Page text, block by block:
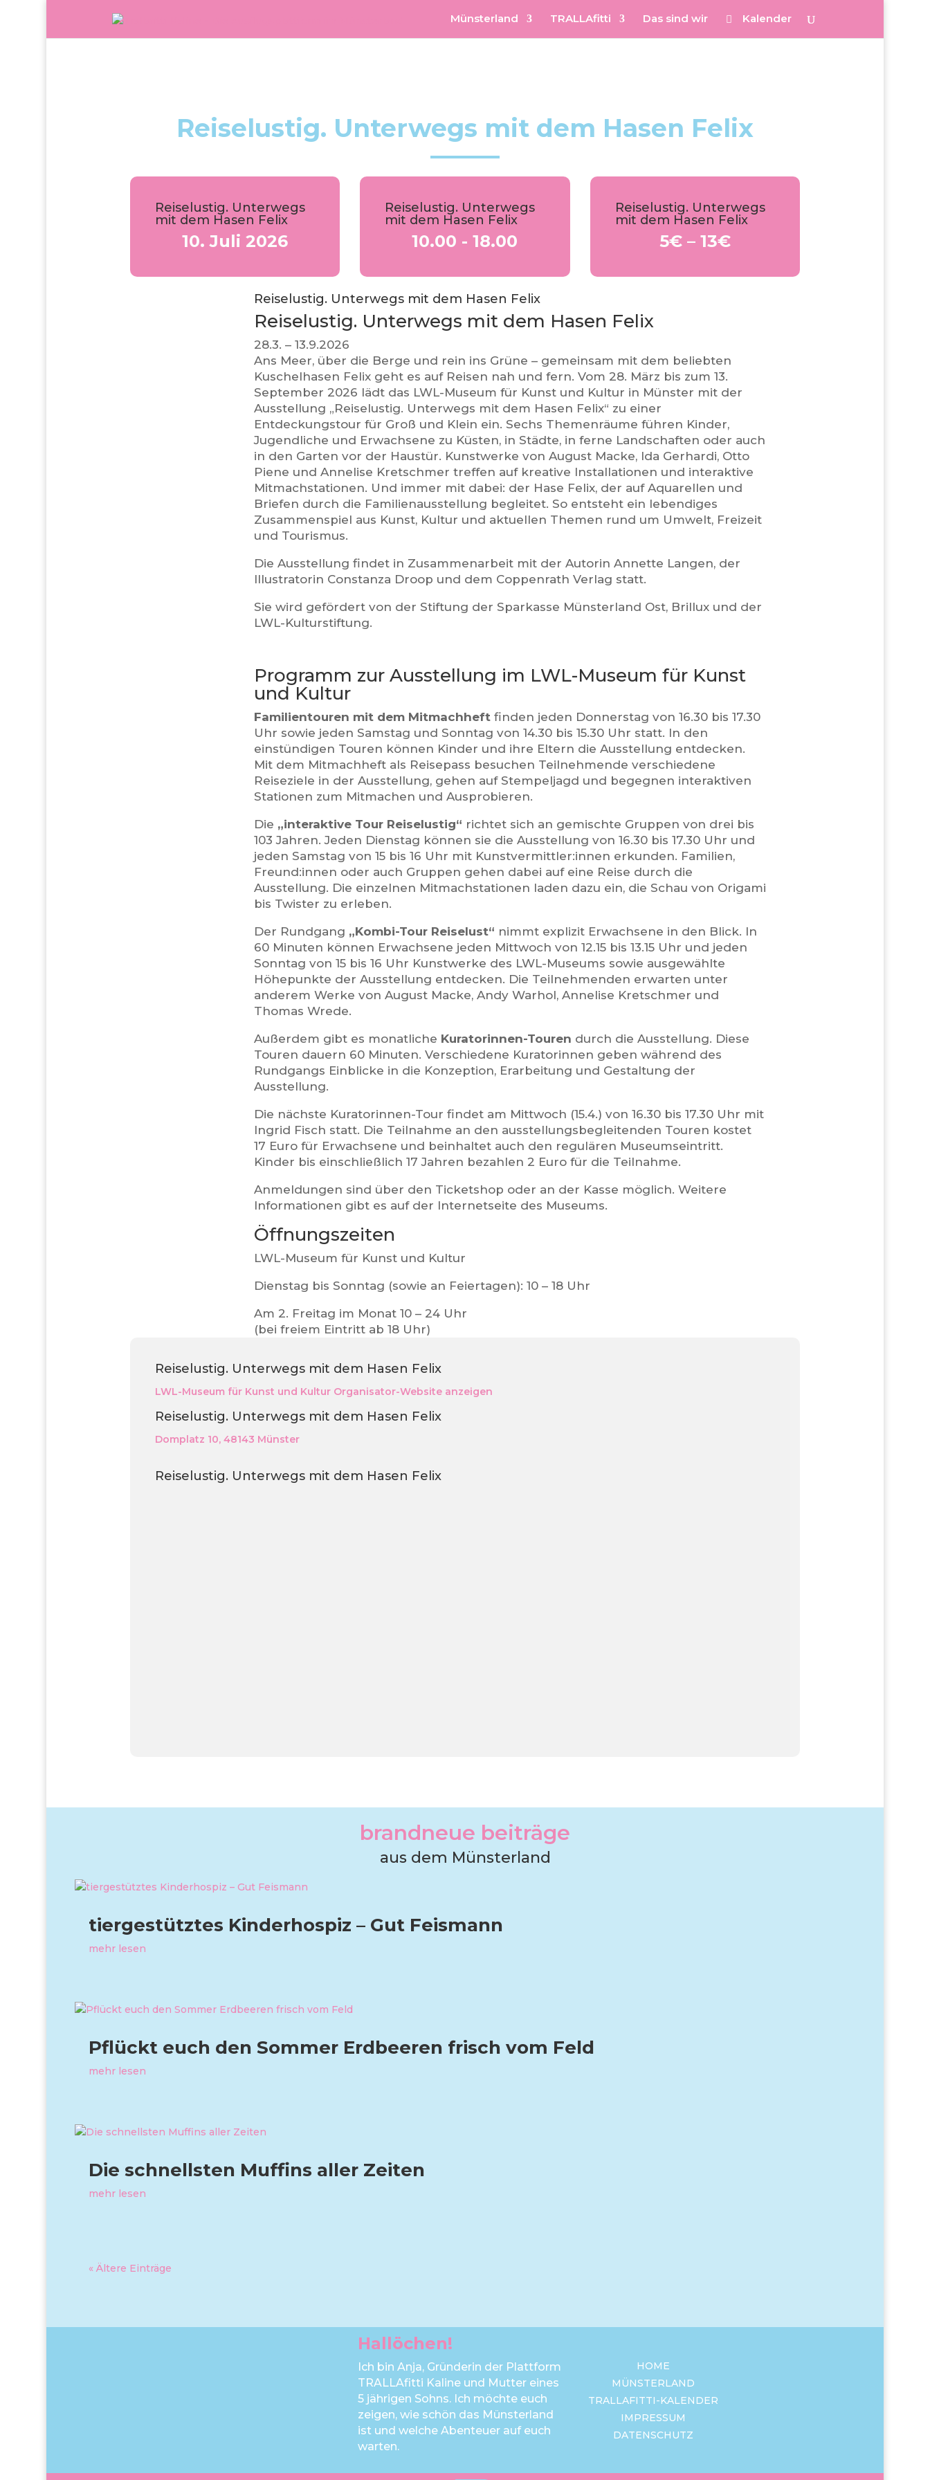
Münsterland TRALLAfitti Das sind wir Kalender
Reiselustig. Unterwegs mit dem Hasen Felix
Reiselustig. Unterwegs
mit dem Hasen Felix
10. Juli 2026
Reiselustig. Unterwegs
mit dem Hasen Felix
10.00 - 18.00
Reiselustig. Unterwegs
mit dem Hasen Felix
5€ – 13€
Reiselustig. Unterwegs mit dem Hasen Felix
Reiselustig. Unterwegs mit dem Hasen Felix
28.3. – 13.9.2026
Ans Meer, über die Berge und rein ins Grüne – gemeinsam mit dem beliebten
Kuschelhasen Felix geht es auf Reisen nah und fern. Vom 28. März bis zum 13.
September 2026 lädt das LWL-Museum für Kunst und Kultur in Münster mit der
Ausstellung „Reiselustig. Unterwegs mit dem Hasen Felix“ zu einer
Entdeckungstour für Groß und Klein ein. Sechs Themenräume führen Kinder,
Jugendliche und Erwachsene zu Küsten, in Städte, in ferne Landschaften oder auch
in den Garten vor der Haustür. Kunstwerke von August Macke, Ida Gerhardi, Otto
Piene und Annelise Kretschmer treffen auf kreative Installationen und interaktive
Mitmachstationen. Und immer mit dabei: der Hase Felix, der auf Aquarellen und
Briefen durch die Familienausstellung begleitet. So entsteht ein lebendiges
Zusammenspiel aus Kunst, Kultur und aktuellen Themen rund um Umwelt, Freizeit
und Tourismus.
Die Ausstellung findet in Zusammenarbeit mit der Autorin Annette Langen, der
Illustratorin Constanza Droop und dem Coppenrath Verlag statt.
Sie wird gefördert von der Stiftung der Sparkasse Münsterland Ost, Brillux und der
LWL-Kulturstiftung.
Programm zur Ausstellung im LWL-Museum für Kunst
und Kultur
Familientouren mit dem Mitmachheft finden jeden Donnerstag von 16.30 bis 17.30
Uhr sowie jeden Samstag und Sonntag von 14.30 bis 15.30 Uhr statt. In den
einstündigen Touren können Kinder und ihre Eltern die Ausstellung entdecken.
Mit dem Mitmachheft als Reisepass besuchen Teilnehmende verschiedene
Reiseziele in der Ausstellung, gehen auf Stempeljagd und begegnen interaktiven
Stationen zum Mitmachen und Ausprobieren.
Die „interaktive Tour Reiselustig“ richtet sich an gemischte Gruppen von drei bis
103 Jahren. Jeden Dienstag können sie die Ausstellung von 16.30 bis 17.30 Uhr und
jeden Samstag von 15 bis 16 Uhr mit Kunstvermittler:innen erkunden. Familien,
Freund:innen oder auch Gruppen gehen dabei auf eine Reise durch die
Ausstellung. Die einzelnen Mitmachstationen laden dazu ein, die Schau von Origami
bis Twister zu erleben.
Der Rundgang „Kombi-Tour Reiselust“ nimmt explizit Erwachsene in den Blick. In
60 Minuten können Erwachsene jeden Mittwoch von 12.15 bis 13.15 Uhr und jeden
Sonntag von 15 bis 16 Uhr Kunstwerke des LWL-Museums sowie ausgewählte
Höhepunkte der Ausstellung entdecken. Die Teilnehmenden erwarten unter
anderem Werke von August Macke, Andy Warhol, Annelise Kretschmer und
Thomas Wrede.
Außerdem gibt es monatliche Kuratorinnen-Touren durch die Ausstellung. Diese
Touren dauern 60 Minuten. Verschiedene Kuratorinnen geben während des
Rundgangs Einblicke in die Konzeption, Erarbeitung und Gestaltung der
Ausstellung.
Die nächste Kuratorinnen-Tour findet am Mittwoch (15.4.) von 16.30 bis 17.30 Uhr mit
Ingrid Fisch statt. Die Teilnahme an den ausstellungsbegleitenden Touren kostet
17 Euro für Erwachsene und beinhaltet auch den regulären Museumseintritt.
Kinder bis einschließlich 17 Jahren bezahlen 2 Euro für die Teilnahme.
Anmeldungen sind über den Ticketshop oder an der Kasse möglich. Weitere
Informationen gibt es auf der Internetseite des Museums.
Öffnungszeiten
LWL-Museum für Kunst und Kultur
Dienstag bis Sonntag (sowie an Feiertagen): 10 – 18 Uhr
Am 2. Freitag im Monat 10 – 24 Uhr
(bei freiem Eintritt ab 18 Uhr)
Reiselustig. Unterwegs mit dem Hasen Felix
LWL-Museum für Kunst und Kultur Organisator-Website anzeigen
Reiselustig. Unterwegs mit dem Hasen Felix
Domplatz 10, 48143 Münster
Reiselustig. Unterwegs mit dem Hasen Felix
brandneue beiträge
aus dem Münsterland
tiergestütztes Kinderhospiz – Gut Feismann
mehr lesen
Pflückt euch den Sommer Erdbeeren frisch vom Feld
mehr lesen
Die schnellsten Muffins aller Zeiten
mehr lesen
« Ältere Einträge
Hallöchen!
Ich bin Anja, Gründerin der Plattform
TRALLAfitti Kaline und Mutter eines
5 jährigen Sohns. Ich möchte euch
zeigen, wie schön das Münsterland
ist und welche Abenteuer auf euch
warten.
HOME
MÜNSTERLAND
TRALLAFITTI-KALENDER
IMPRESSUM
DATENSCHUTZ